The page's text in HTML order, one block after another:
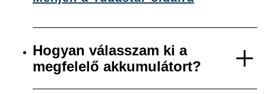
Hogyan válasszam ki a
megfelelő akkumulátort?